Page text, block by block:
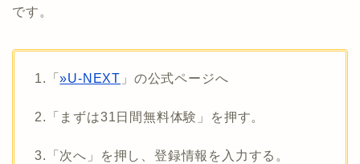
です。
1.「»U-NEXT 」の公式ページへ
2.「まずは31日間無料体験」を押す。
3.「次へ」を押し、登録情報を入力する。